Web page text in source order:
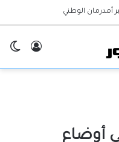
أمدرمان الوطني
أوضاع